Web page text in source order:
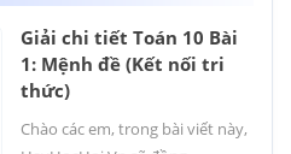
Giải chi tiết Toán 10 Bài
1: Mệnh đề (Kết nối tri
thức)
Chào các em, trong bài viết này,